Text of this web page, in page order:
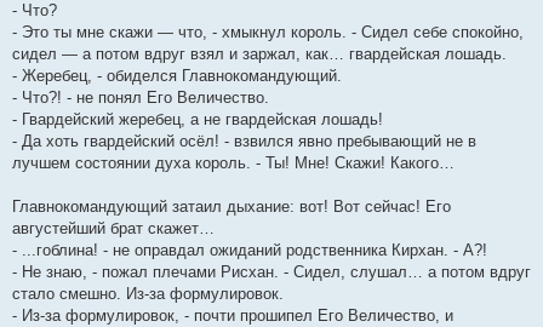
- Что?
- Это ты мне скажи — что, - хмыкнул король. - Сидел себе спокойно,
сидел — а потом вдруг взял и заржал, как… гвардейская лошадь.
- Жеребец, - обиделся Главнокомандующий.
- Что?! - не понял Его Величество.
- Гвардейский жеребец, а не гвардейская лошадь!
- Да хоть гвардейский осёл! - взвился явно пребывающий не в
лучшем состоянии духа король. - Ты! Мне! Скажи! Какого…
Главнокомандующий затаил дыхание: вот! Вот сейчас! Его
августейший брат скажет…
- ...гоблина! - не оправдал ожиданий родственника Кирхан. - А?!
- Не знаю, - пожал плечами Рисхан. - Сидел, слушал… а потом вдруг
стало смешно. Из-за формулировок.
- Из-за формулировок, - почти прошипел Его Величество, и